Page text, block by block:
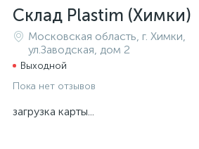
Склад Plastim (Химки)
Московская область, г. Химки,
ул.Заводская, дом 2
Выходной
Пока нет отзывов
загрузка карты...